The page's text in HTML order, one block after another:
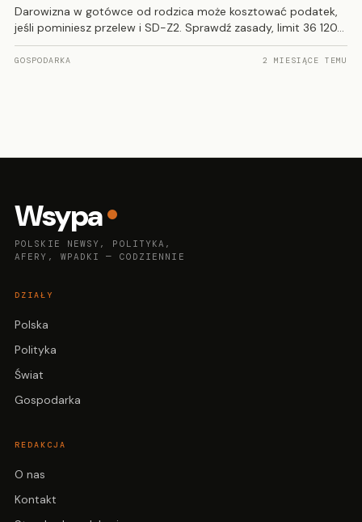
Darowizna w gotówce od rodzica może kosztować podatek,
jeśli pominiesz przelew i SD-Z2. Sprawdź zasady, limit 36 120…
GOSPODARKA 2 MIESIĄCE TEMU
Wsypa
POLSKIE NEWSY, POLITYKA,
AFERY, WPADKI — CODZIENNIE
DZIAŁY
Polska
Polityka
Świat
Gospodarka
REDAKCJA
O nas
Kontakt